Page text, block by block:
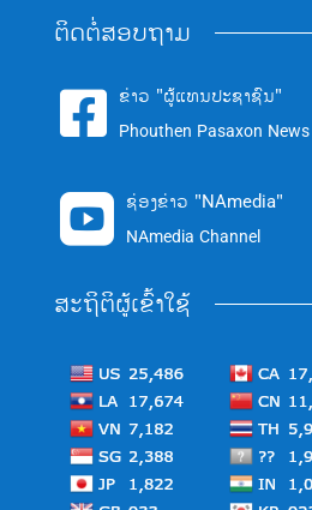
ຕິດຕໍ່ສອບຖາມ
 ຂ່າວ "ຜູ້ແທນປະຊາຊົນ"
Phouthen Pasaxon News
 ຊ່ອງຂ່າວ "NAmedia"
NAmedia Channel
ສະຖິຕິຜູ້ເຂົ້າໃຊ້